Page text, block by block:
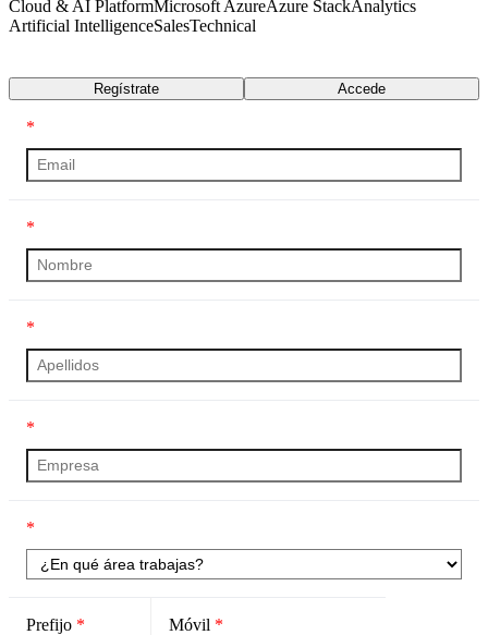
Cloud & AI PlatformMicrosoft AzureAzure StackAnalytics
Artificial IntelligenceSalesTechnical
Regístrate Accede
*
*
*
*
*
Prefijo * Móvil *